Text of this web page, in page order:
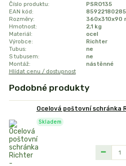
Číslo produktu:
PSRO135
EAN kód:
Rozměry:
360x310x90
Hmotnost:
2,1 kg
Materiál:
ocel
Výrobce:
Richter
Tubus:
ne
S tubusem:
ne
Montáž:
nástěnné
Hlídat cenu / dostupnost
Podobné produkty
Ocelová poštovní schránka
Skladem